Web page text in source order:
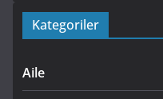
Kategoriler
Aile